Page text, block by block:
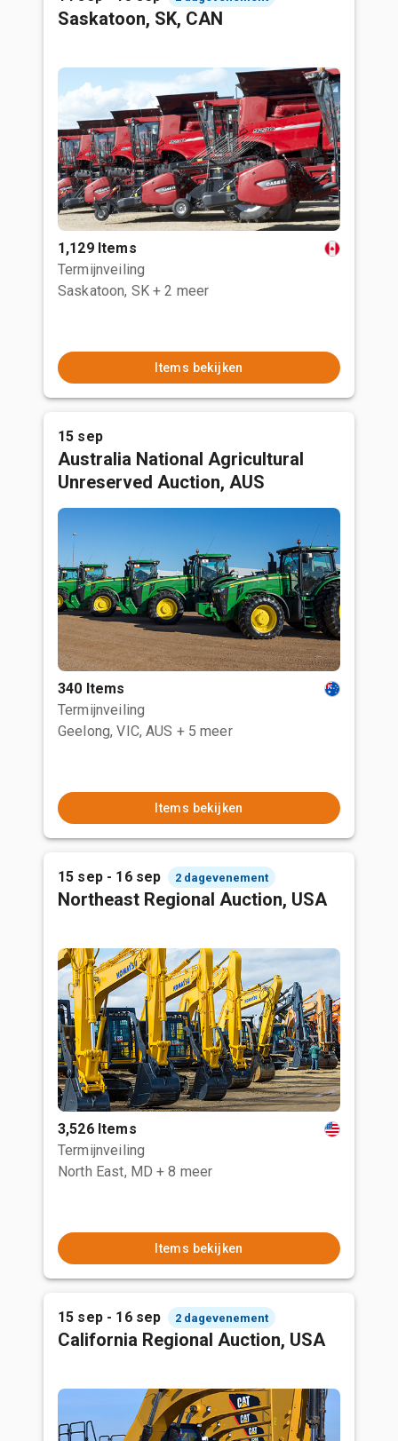
Saskatoon, SK, CAN
1,129 Items
Termijnveiling
Saskatoon, SK + 2 meer
Items bekijken
15 sep
Australia National Agricultural
Unreserved Auction, AUS
340 Items
Termijnveiling
Geelong, VIC, AUS + 5 meer
Items bekijken
15 sep - 16 sep 2 dagevenement
Northeast Regional Auction, USA
3,526 Items
Termijnveiling
North East, MD + 8 meer
Items bekijken
15 sep - 16 sep 2 dagevenement
California Regional Auction, USA